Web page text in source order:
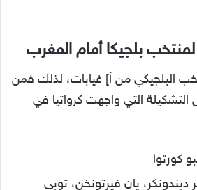
بلجيكا أمام المغرب
البلجيكي من أ] غيابات، لذلك فمن
التي واجهت كرواتيا في
كورتوا
ديندونكر، يان فيرتونخن، توبي